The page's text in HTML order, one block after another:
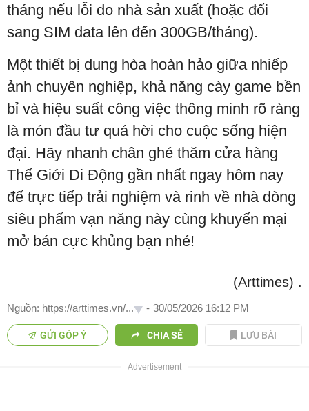
tháng nếu lỗi do nhà sản xuất (hoặc đổi
sang SIM data lên đến 300GB/tháng).
Một thiết bị dung hòa hoàn hảo giữa nhiếp
ảnh chuyên nghiệp, khả năng cày game bền
bỉ và hiệu suất công việc thông minh rõ ràng
là món đầu tư quá hời cho cuộc sống hiện
đại. Hãy nhanh chân ghé thăm cửa hàng
Thế Giới Di Động gần nhất ngay hôm nay
để trực tiếp trải nghiệm và rinh về nhà dòng
siêu phẩm vạn năng này cùng khuyến mại
mở bán cực khủng bạn nhé!
(Arttimes) .
Nguồn: https://arttimes.vn/... - 30/05/2026 16:12 PM
GỬI GÓP Ý CHIA SẺ LƯU BÀI